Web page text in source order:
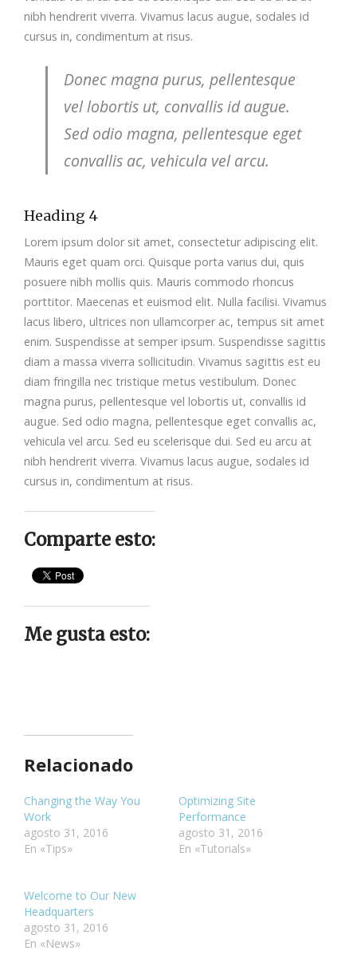
nibh hendrerit viverra. Vivamus lacus augue, sodales id
cursus in, condimentum at risus.
Donec magna purus, pellentesque
vel lobortis ut, convallis id augue.
Sed odio magna, pellentesque eget
convallis ac, vehicula vel arcu.
Heading 4
Lorem ipsum dolor sit amet, consectetur adipiscing elit.
Mauris eget quam orci. Quisque porta varius dui, quis
posuere nibh mollis quis. Mauris commodo rhoncus
porttitor. Maecenas et euismod elit. Nulla facilisi. Vivamus
lacus libero, ultrices non ullamcorper ac, tempus sit amet
enim. Suspendisse at semper ipsum. Suspendisse sagittis
diam a massa viverra sollicitudin. Vivamus sagittis est eu
diam fringilla nec tristique metus vestibulum. Donec
magna purus, pellentesque vel lobortis ut, convallis id
augue. Sed odio magna, pellentesque eget convallis ac,
vehicula vel arcu. Sed eu scelerisque dui. Sed eu arcu at
nibh hendrerit viverra. Vivamus lacus augue, sodales id
cursus in, condimentum at risus.
Comparte esto:
Me gusta esto:
Relacionado
Changing the Way You
Work
agosto 31, 2016
En «Tips»
Optimizing Site
Performance
agosto 31, 2016
En «Tutorials»
Welcome to Our New
Headquarters
agosto 31, 2016
En «News»